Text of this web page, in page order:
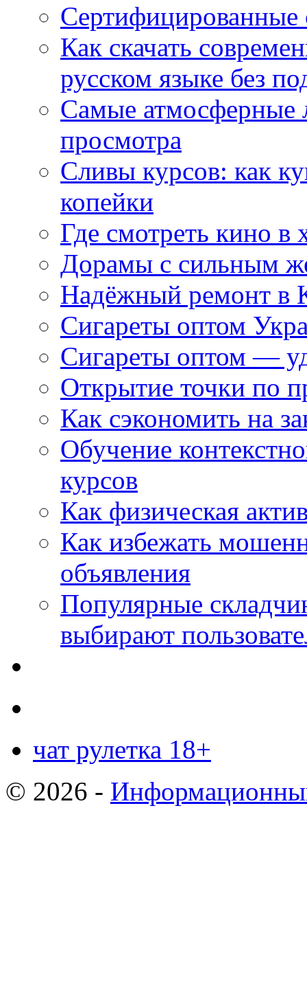
Как скачать
русском языке без
Самые атмосферные
просмотра
Сливы курсов: как
копейки
Где смотреть кино в
Дорамы с сильным
Надёжный ремонт в
Сигареты оптом
Сигареты оптом —
Открытие точки по
Как сэкономить на
Обучение
курсов
Как физическая
Как избежать
объявления
Популярные
выбирают
чат рулетка 18+
© 2026 -